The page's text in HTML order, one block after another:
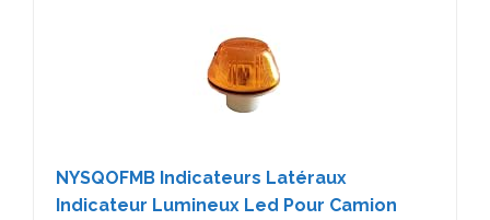
NYSQOFMB Indicateurs Latéraux
Indicateur Lumineux Led Pour Camion